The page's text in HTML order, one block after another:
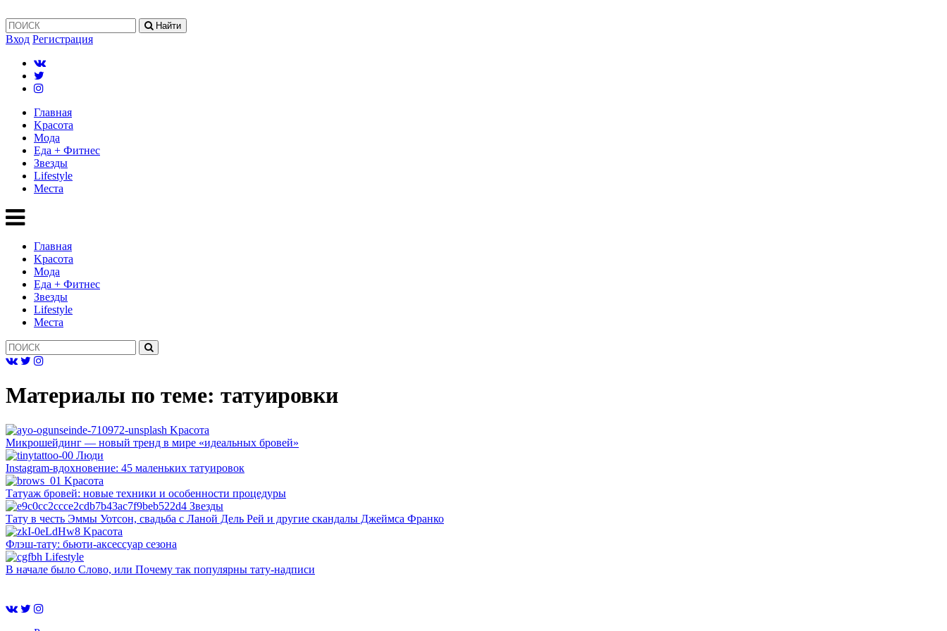
Найти
Вход Регистрация
Главная
Kрасота
Мода
Еда + Фитнес
Звезды
Lifestyle
Mеста
Главная
Kрасота
Мода
Еда + Фитнес
Звезды
Lifestyle
Mеста
Материалы по теме: татуировки
Kрасота
Микрошейдинг — новый тренд в мире «идеальных бровей»
Люди
Instagram-вдохновение: 45 маленьких татуировок
Kрасота
Татуаж бровей: новые техники и особенности процедуры
Звезды
Тату в честь Эммы Уотсон, свадьба с Ланой Дель Рей и другие скандалы Джеймса Франко
Kрасота
Флэш-тату: бьюти-аксессуар сезона
Lifestyle
В начале было Слово, или Почему так популярны тату-надписи